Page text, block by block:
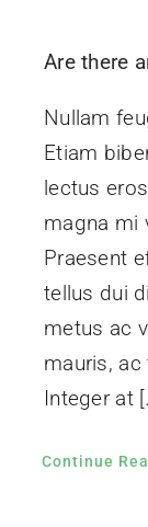
Are there
Nullam
Etiam
lectus
magna mi
Praesent
tellus dui
metus ac
mauris,
Integer at
Continue